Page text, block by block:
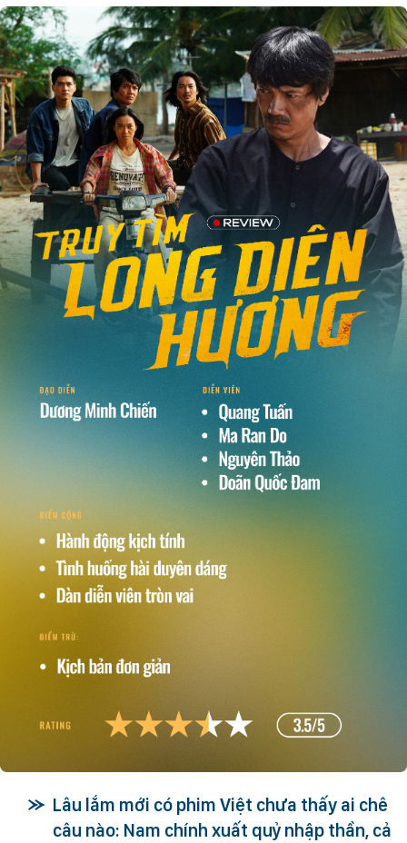
Lâu lắm mới có phim Việt chưa thấy ai chê
câu nào: Nam chính xuất quỷ nhập thần, cả